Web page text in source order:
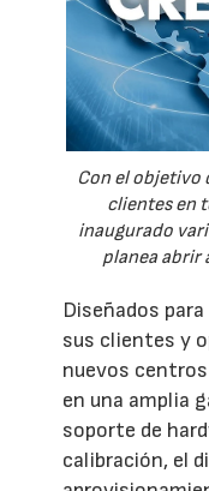
Con el objetivo
clientes en
inaugurado
planea abrir
Diseñados
sus clientes y
nuevos
en una amplia
soporte de
calibración, el